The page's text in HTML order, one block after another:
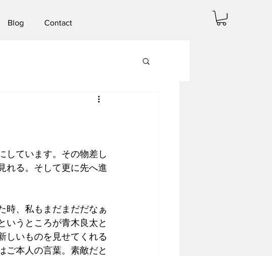
Blog Contact
しています。その物差し
れる。そして更に先へ進
時、私もまだまだだなぁ
いうところが青木良太と
しいものを見せてくれる
ご本人の言葉。素敵だと